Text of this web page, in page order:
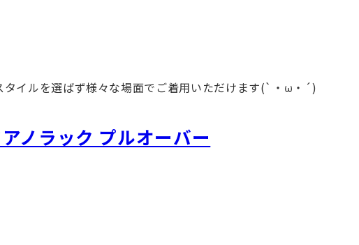
イルを選ばず様々な場面でご着用いただけます(`・ω・´)
ノラック プルオーバー